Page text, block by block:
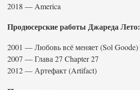
2018 — America
Продюсерские работы Джареда Лето:
2001 — Любовь всё меняет (Sol Goode)
2007 — Глава 27 Chapter 27
2012 — Артефакт (Artifact)